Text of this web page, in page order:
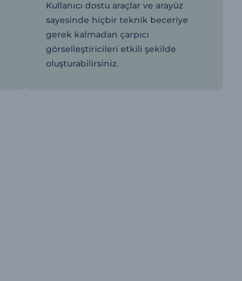
Kullanıcı dostu araçlar ve arayüz
sayesinde hiçbir teknik beceriye
gerek kalmadan çarpıcı
görselleştiricileri etkili şekilde
oluşturabilirsiniz.